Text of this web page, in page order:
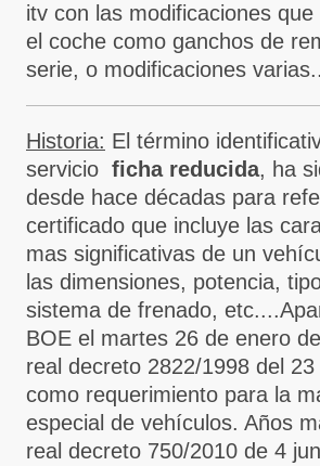
itv con las modificaciones
el coche como ganchos de
serie, o modificaciones
Historia: El término
servicio ficha reducida, ha
desde hace décadas para
certificado que incluye las
mas significativas de un
las dimensiones, potencia,
sistema de frenado,
BOE el martes 26 de enero
real decreto 2822/1998 del
como requerimiento para la
especial de vehículos. Años
real decreto 750/2010 de 4